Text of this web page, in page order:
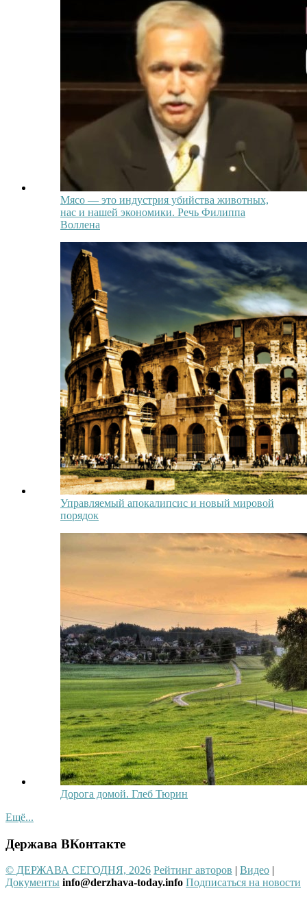
Мясо — это индустрия убийства животных,
нас и нашей экономики. Речь Филиппа
Воллена
Управляемый апокалипсис и новый мировой
порядок
Дорога домой. Глеб Тюрин
Ещё...
Держава ВКонтакте
© ДЕРЖАВА СЕГОДНЯ, 2026 Рейтинг авторов | Видео |
Документы info@derzhava-today.info Подписаться на новости